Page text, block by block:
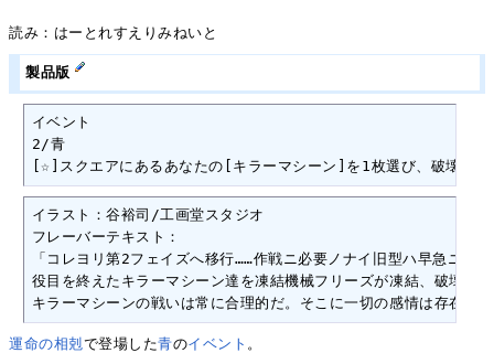
読み：はーとれすえりみねいと
製品版
イベント
2/青
[☆]スクエアにあるあなたの[キラーマシーン]を1枚選び、破壊す
イラスト：谷裕司/工画堂スタジオ
フレーバーテキスト：
「コレヨリ第2フェイズへ移行……作戦ニ必要ノナイ旧型ハ早急ニ処
役目を終えたキラーマシーン達を凍結機械フリーズが凍結、破壊し
キラーマシーンの戦いは常に合理的だ。そこに一切の感情は存在し
運命の相剋で登場した青のイベント 。